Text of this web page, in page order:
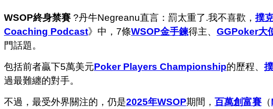
WSOP終身禁賽 ?丹牛Negreanu直言：罰太重了.我不喜歡， 撲
Coaching Podcast》中，7條WSOP金手鍊得主、 GGPoker大
門話題。
包括前者贏下5萬美元Poker Players Championship的歷程、
過最難纏的對手。
不過，最受外界關注的，仍是2025年WSOP期間， 百萬創富賽 （